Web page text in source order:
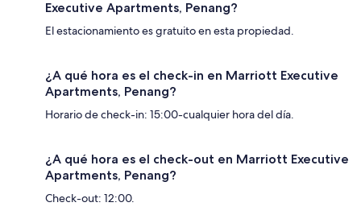
Executive Apartments, Penang?
El estacionamiento es gratuito en esta propiedad.
¿A qué hora es el check-in en Marriott Executive
Apartments, Penang?
Horario de check-in: 15:00-cualquier hora del día.
¿A qué hora es el check-out en Marriott Executive
Apartments, Penang?
Check-out: 12:00.